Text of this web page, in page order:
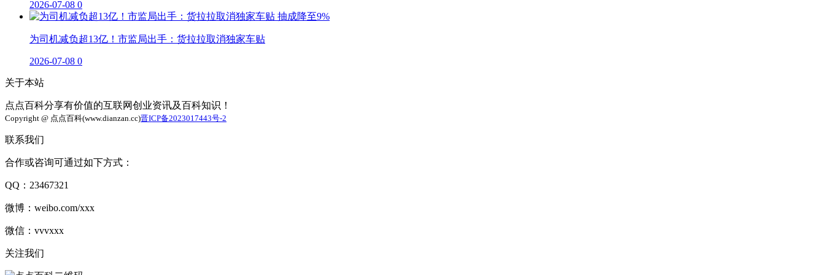
2026-07-08 0
为司机减负超13亿！市监局出手：货拉拉取消独家车贴
2026-07-08 0
关于本站
点点百科分享有价值的互联网创业资讯及百科知识！
Copyright @ 点点百科(www.dianzan.cc)晋ICP备2023017443号-2
联系我们
合作或咨询可通过如下方式：
QQ：23467321
微博：weibo.com/xxx
微信：vvvxxx
关注我们